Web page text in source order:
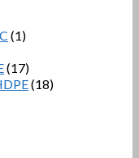
(1)
(17)
(18)